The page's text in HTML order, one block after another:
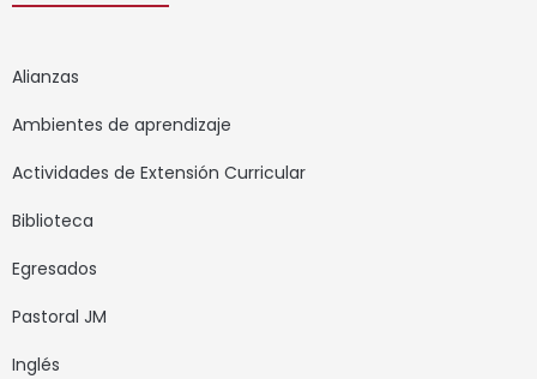
Alianzas
Ambientes de aprendizaje
Actividades de Extensión Curricular
Biblioteca
Egresados
Pastoral JM
Inglés